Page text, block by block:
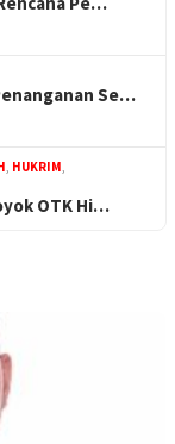
Se…
, HUKRIM,
OTK Hi…